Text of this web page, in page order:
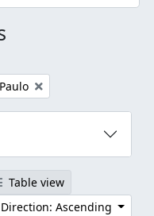
filter:
Table view
Direction: Ascending